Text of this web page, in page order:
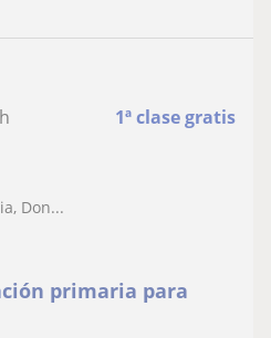
1ª clase gratis
Don...
primaria para